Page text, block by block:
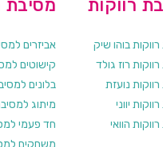
מסיבת
אביזרים
קישוטים
בלונים
מיתוג
חד פעמי
רווקות
בוהו שיק
רוז גולד
נועזת
יווני
הוואי